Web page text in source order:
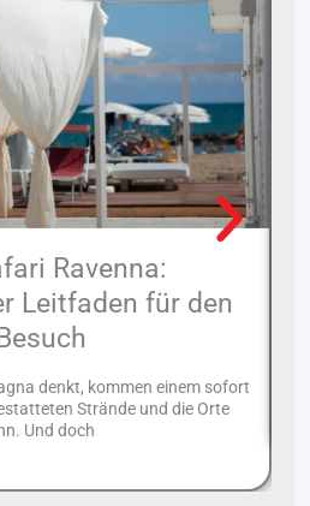
Ravenna:
Leitfaden für den
denkt, kommen einem sofort
Strände und die Orte
Und doch